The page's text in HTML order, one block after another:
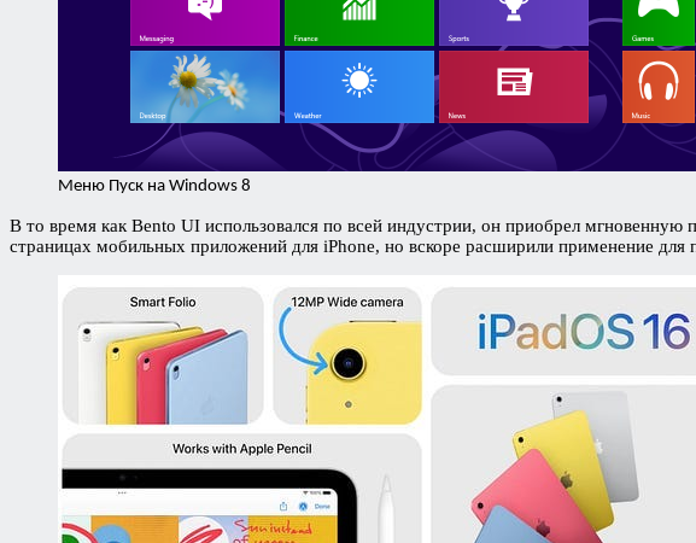
Меню Пуск на Windows 8
В то время как Bento UI использовался по всей индустрии, он приобрел мгновенную
страницах мобильных приложений для iPhone, но вскоре расширили применение для